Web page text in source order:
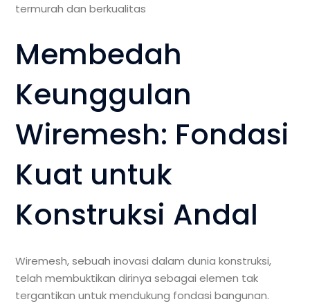
termurah dan berkualitas
Membedah
Keunggulan
Wiremesh: Fondasi
Kuat untuk
Konstruksi Andal
Wiremesh, sebuah inovasi dalam dunia konstruksi,
telah membuktikan dirinya sebagai elemen tak
tergantikan untuk mendukung fondasi bangunan.